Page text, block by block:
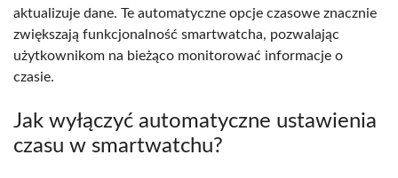
aktualizuje dane. Te automatyczne opcje czasowe znacznie
zwiększają funkcjonalność smartwatcha, pozwalając
użytkownikom na bieżąco monitorować informacje o
czasie.
Jak wyłączyć automatyczne ustawienia
czasu w smartwatchu?